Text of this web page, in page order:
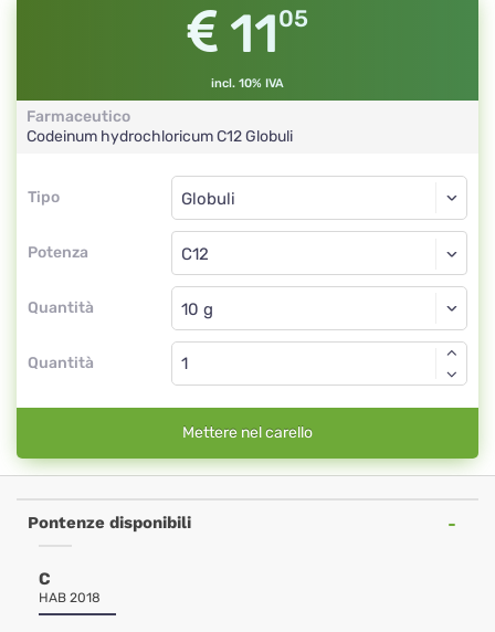
1105
incl. 10% IVA
Farmaceutico
Codeinum hydrochloricumC12Globuli
Tipo
Tipo
Potenza
Globuli
C12
Quantità
Globuli
Quantità
Mettere nel carello
Pontenze disponibili
C
HAB 2018